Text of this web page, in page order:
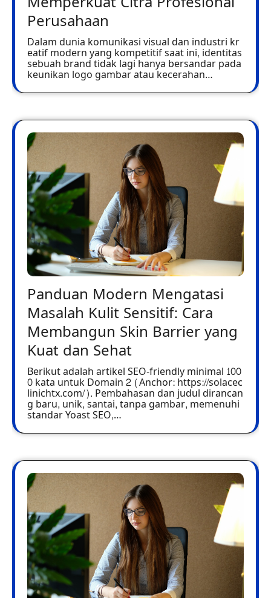
Perusahaan
Dalam dunia komunikasi visual dan industri kr
eatif modern yang kompetitif saat ini, identitas
sebuah brand tidak lagi hanya bersandar pada
keunikan logo gambar atau kecerahan…
Panduan Modern Mengatasi
Masalah Kulit Sensitif: Cara
Membangun Skin Barrier yang
Kuat dan Sehat
Berikut adalah artikel SEO-friendly minimal 100
0 kata untuk Domain 2 (Anchor: https://solacec
linichtx.com/). Pembahasan dan judul dirancan
g baru, unik, santai, tanpa gambar, memenuhi
standar Yoast SEO,…